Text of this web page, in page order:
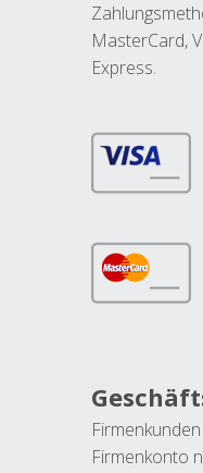
MasterCard,
Express.
Firmenkonto